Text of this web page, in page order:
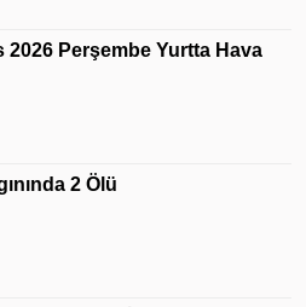
2026 Perşembe Yurtta Hava
2 Ölü